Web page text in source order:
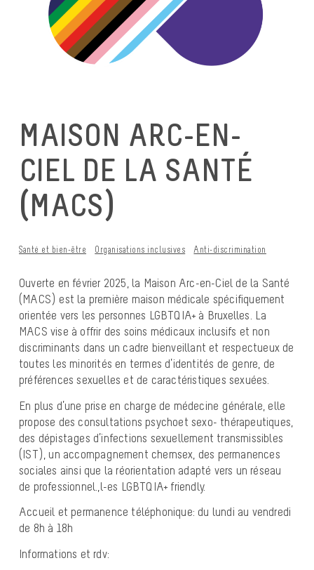
MAISON ARC-EN-
CIEL DE LA SANTÉ
(MACS)
Santé et bien-être Organisations inclusives Anti-discrimination
Ouverte en février 2025, la Maison Arc-en-Ciel de la Santé
(MACS) est la première maison médicale spécifiquement
orientée vers les personnes LGBTQIA+ à Bruxelles. La
MACS vise à offrir des soins médicaux inclusifs et non
discriminants dans un cadre bienveillant et respectueux de
toutes les minorités en termes d’identités de genre, de
préférences sexuelles et de caractéristiques sexuées.
En plus d’une prise en charge de médecine générale, elle
propose des consultations psychoet sexo- thérapeutiques,
des dépistages d’infections sexuellement transmissibles
(IST), un accompagnement chemsex, des permanences
sociales ainsi que la réorientation adapté vers un réseau
de professionnel.,l-es LGBTQIA+ friendly.
Accueil et permanence téléphonique: du lundi au vendredi
de 8h à 18h
Informations et rdv: